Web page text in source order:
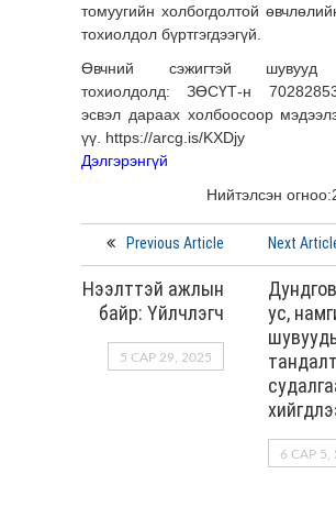
томуугийн холбогдолтой
тохиолдол бүртгэгдээгүй.
Өвчний сэжигтэй шувууд
тохиолдолд: ЗӨСҮТ-н
эсвэл дараах холбоосоор
үү. https://arcg.is/KXDjy
Дэлгэрэнгүй
Нийтэлсэн
Previous Article
Нээлттэй ажлын
байр: Үйлчлэгч
5 САР 29, 2025
Next
ус,
тандалт
6 САР 5,